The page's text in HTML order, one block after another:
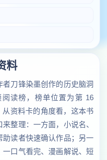
料
者刀锋染墨创作的历史脑洞
读榜，榜单位置为第 16
资料卡的角度看，这本书
整理：一方面，小说名、
读者快速确认作品；另一
口气看完、漫画解说、短